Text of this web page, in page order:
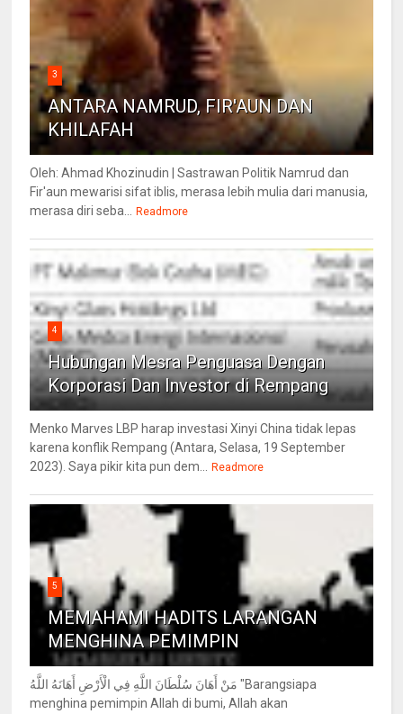
3
ANTARA NAMRUD, FIR'AUN DAN
KHILAFAH
Oleh: Ahmad Khozinudin | Sastrawan Politik Namrud dan
Fir'aun mewarisi sifat iblis, merasa lebih mulia dari manusia,
merasa diri seba... Readmore
4
Hubungan Mesra Penguasa Dengan
Korporasi Dan Investor di Rempang
Menko Marves LBP harap investasi Xinyi China tidak lepas
karena konflik Rempang (Antara, Selasa, 19 September
2023). Saya pikir kita pun dem... Readmore
5
MEMAHAMI HADITS LARANGAN
MENGHINA PEMIMPIN
مَنْ أَهَانَ سُلْطَانَ اللَّهِ فِي الْأَرْضِ أَهَانَهُ اللَّهُ "Barangsiapa
menghina pemimpin Allah di bumi, Allah akan